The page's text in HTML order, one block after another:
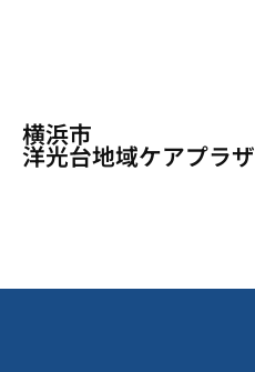
横浜市
洋光台地域ケアプラザ